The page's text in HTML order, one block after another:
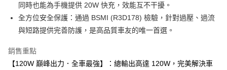
臺灣中小企業銀行
台中商業銀行
匯豐（台灣）商業銀行
華泰商業銀行
聯邦商業銀行
遠東國際商業銀行
元大商業銀行
永豐商業銀行
台新國際商業銀行
台灣樂天信用卡公司
街口支付
Google Pay
同時也能為手機提供 20W 快充，效能互不干擾。
全方位安全保護：通過 BSMI (R3D178) 檢驗，針對過壓、過流
與短路提供完善防護，是高品質車友的唯一首選。
銷售重點
【120W 巔峰出力．全車最強】：總輸出高達 120W，完美解決車